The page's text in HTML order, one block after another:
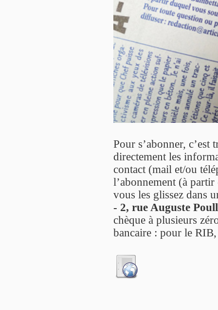
Pour s’abonner, c’est
directement les
contact (mail et/ou
l’abonnement (à
vous les glissez dans
- 2, rue Auguste
chèque à plusieurs
bancaire : pour le